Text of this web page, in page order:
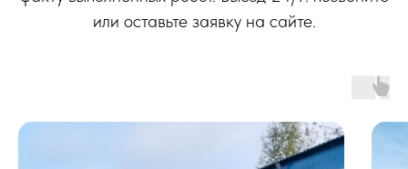
или оставьте заявку на сайте.